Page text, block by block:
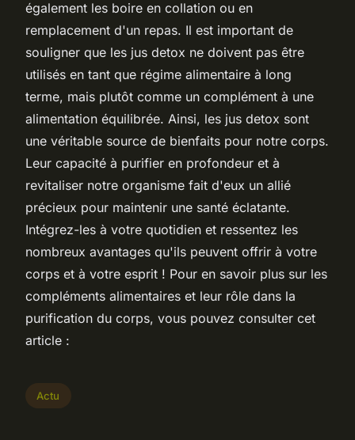
également les boire en collation ou en
remplacement d'un repas. Il est important de
souligner que les jus detox ne doivent pas être
utilisés en tant que régime alimentaire à long
terme, mais plutôt comme un complément à une
alimentation équilibrée. Ainsi, les jus detox sont
une véritable source de bienfaits pour notre corps.
Leur capacité à purifier en profondeur et à
revitaliser notre organisme fait d'eux un allié
précieux pour maintenir une santé éclatante.
Intégrez-les à votre quotidien et ressentez les
nombreux avantages qu'ils peuvent offrir à votre
corps et à votre esprit ! Pour en savoir plus sur les
compléments alimentaires et leur rôle dans la
purification du corps, vous pouvez consulter cet
article :
Actu